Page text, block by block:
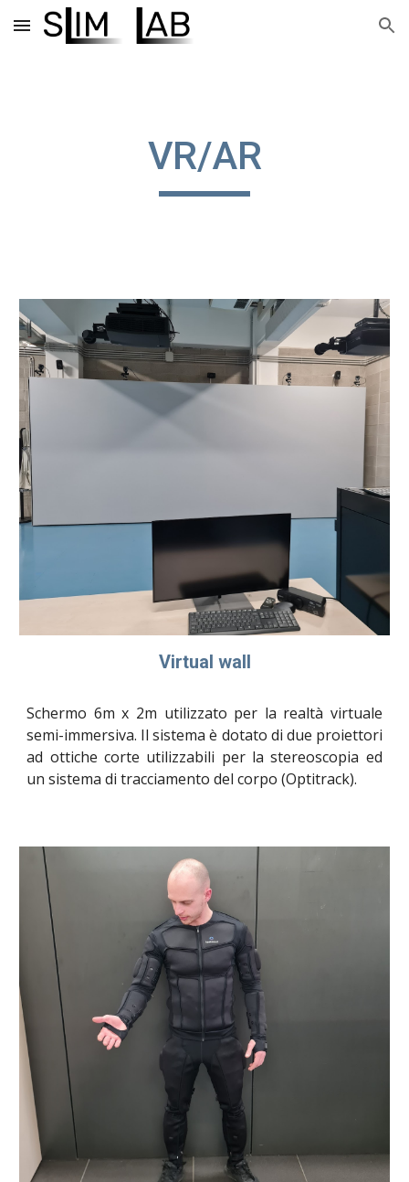
Skip to main content Skip to navigation
VR/AR
Virtual wall
Schermo 6m x 2m utilizzato per la realtà virtuale
semi-immersiva. Il sistema è dotato di due proiettori
ad ottiche corte utilizzabili per la stereoscopia ed
un sistema di tracciamento del corpo (Optitrack).